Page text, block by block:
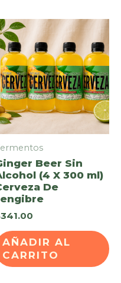
Beer Sin
(4 X 300 ml)
De
341.00
AÑADIR AL
CARRITO